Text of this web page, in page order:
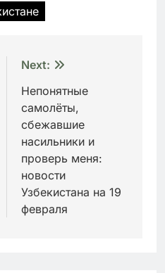
Next:
Непонятные
самолёты,
сбежавшие
насильники и
проверь меня:
новости
Узбекистана на 19
февраля